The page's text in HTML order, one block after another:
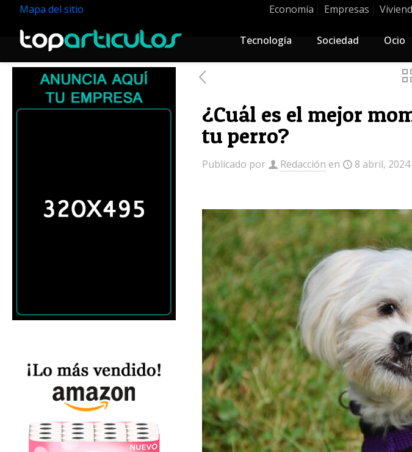
Mapa del sitio Economía Empresas
Tecnología Sociedad Ocio
¿Cuál es el mejor
tu perro?
Publicado por Redacción en 8 abril, 2024